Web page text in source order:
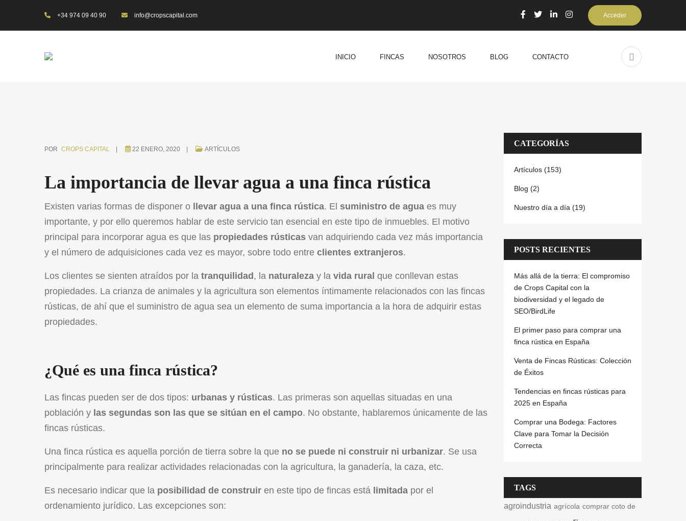
+34 974 09 40 90 info@cropscapital.com Acceder
INICIO FINCAS NOSOTROS BLOG CONTACTO
POR CROPS CAPITAL 22 ENERO, 2020 ARTÍCULOS
La importancia de llevar agua a una finca rústica
Existen varias formas de disponer o llevar agua a una finca rústica. El suministro de agua es muy
importante, y por ello queremos hablar de este servicio tan esencial en este tipo de inmuebles. El motivo
principal para incorporar agua es que las propiedades rústicas van adquiriendo cada vez más importancia
y el número de adquisiciones cada vez es mayor, sobre todo entre clientes extranjeros.
Los clientes se sienten atraídos por la tranquilidad , la naturaleza y la vida rural que conllevan estas
propiedades. La crianza de animales y la agricultura son elementos íntimamente relacionados con las fincas
rústicas, de ahí que el suministro de agua sea un elemento de suma importancia a la hora de adquirir estas
propiedades.
¿Qué es una finca rústica?
Las fincas pueden ser de dos tipos: urbanas y rústicas. Las primeras son aquellas situadas en una
población y las segundas son las que se sitúan en el campo. No obstante, hablaremos únicamente de las
fincas rústicas.
Una finca rústica es aquella porción de tierra sobre la que no se puede ni construir ni urbanizar. Se usa
principalmente para realizar actividades relacionadas con la agricultura, la ganadería, la caza, etc.
Es necesario indicar que la posibilidad de construir en este tipo de fincas está limitada por el
ordenamiento jurídico. Las excepciones son:
CATEGORÍAS
Artículos (153)
Blog (2)
Nuestro día a día (19)
POSTS RECIENTES
Más allá de la tierra: El compromiso
de Crops Capital con la
biodiversidad y el legado de
SEO/BirdLife
El primer paso para comprar una
finca rústica en España
Venta de Fincas Rústicas: Colección
de Éxitos
Tendencias en fincas rústicas para
2025 en España
Comprar una Bodega: Factores
Clave para Tomar la Decisión
Correcta
TAGS
agroindustria agrícola comprar coto de